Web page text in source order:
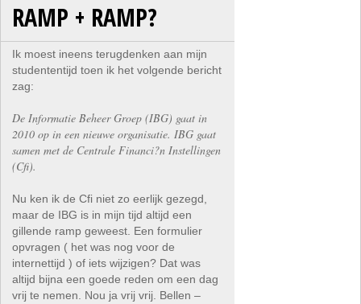
RAMP + RAMP?
Ik moest ineens terugdenken aan mijn
studententijd toen ik het volgende bericht
zag:
De Informatie Beheer Groep (IBG) gaat in
2010 op in een nieuwe organisatie. IBG gaat
samen met de Centrale Financi?n Instellingen
(Cfi).
Nu ken ik de Cfi niet zo eerlijk gezegd,
maar de IBG is in mijn tijd altijd een
gillende ramp geweest. Een formulier
opvragen ( het was nog voor de
internettijd ) of iets wijzigen? Dat was
altijd bijna een goede reden om een dag
vrij te nemen. Nou ja vrij vrij. Bellen –